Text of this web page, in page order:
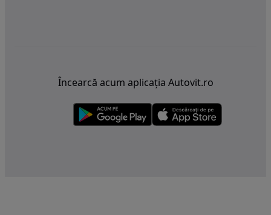
Încearcă acum aplicația Autovit.ro